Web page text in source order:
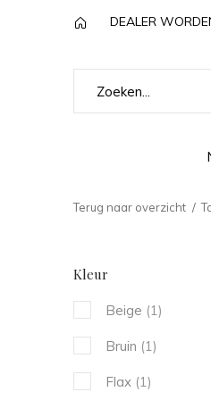
DEALER
Terug naar overzicht
Kleur
Beige (1)
Bruin (1)
Flax (1)